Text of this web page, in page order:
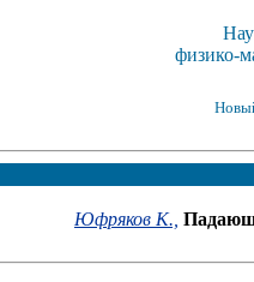
физико-
Юфряков К.,